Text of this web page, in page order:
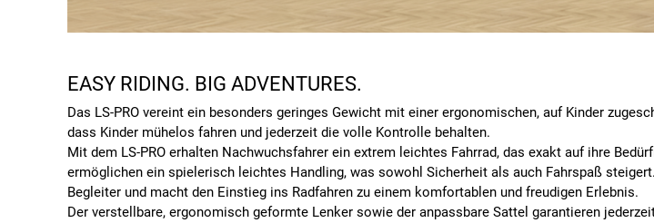
EASY RIDING. BIG ADVENTURES.
Das LS-PRO vereint ein besonders geringes Gewicht mit einer ergonomischen, auf Kinder
dass Kinder mühelos fahren und jederzeit die volle Kontrolle behalten.
Mit dem LS-PRO erhalten Nachwuchsfahrer ein extrem leichtes Fahrrad, das exakt auf ihre
ermöglichen ein spielerisch leichtes Handling, was sowohl Sicherheit als auch Fahrspaß
Begleiter und macht den Einstieg ins Radfahren zu einem komfortablen und freudigen Erlebnis.
Der verstellbare, ergonomisch geformte Lenker sowie der anpassbare Sattel garantieren